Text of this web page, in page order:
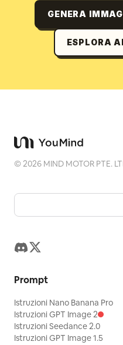
GENERA
ESPLORA
©2026 MIND MOTOR PTE.
Prompt
Istruzioni Nano Banana Pro
Istruzioni GPT Image 2
Istruzioni Seedance 2.0
Istruzioni GPT Image 1.5